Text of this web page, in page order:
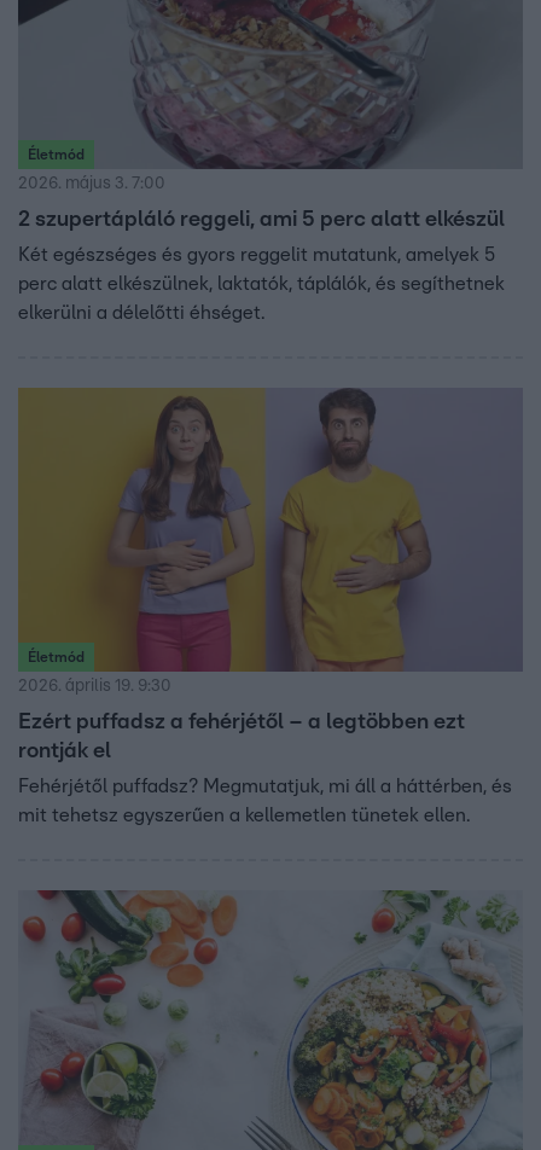
Életmód
2026. május 3. 7:00
2 szupertápláló reggeli, ami 5 perc alatt elkészül
Két egészséges és gyors reggelit mutatunk, amelyek 5
perc alatt elkészülnek, laktatók, táplálók, és segíthetnek
elkerülni a délelőtti éhséget.
Életmód
2026. április 19. 9:30
Ezért puffadsz a fehérjétől – a legtöbben ezt
rontják el
Fehérjétől puffadsz? Megmutatjuk, mi áll a háttérben, és
mit tehetsz egyszerűen a kellemetlen tünetek ellen.